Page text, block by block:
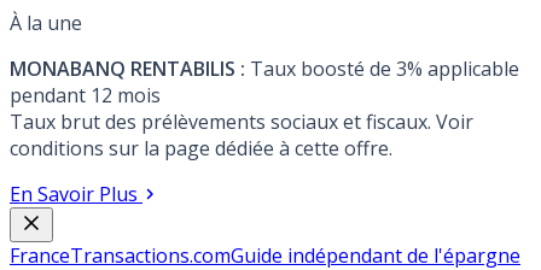
À la une
MONABANQ RENTABILIS : Taux boosté de 3% applicable
pendant 12 mois
Taux brut des prélèvements sociaux et fiscaux. Voir
conditions sur la page dédiée à cette offre.
En Savoir Plus
FranceTransactions.comGuide indépendant de l'épargne